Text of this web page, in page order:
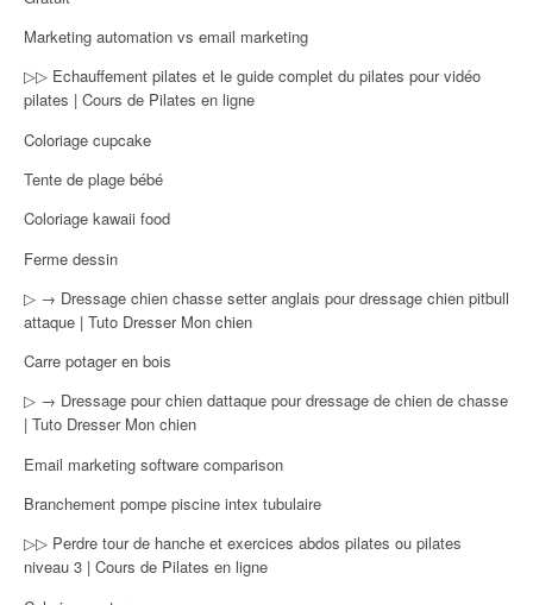
Marketing automation vs email marketing
▷▷ Echauffement pilates et le guide complet du pilates pour vidéo
pilates | Cours de Pilates en ligne
Coloriage cupcake
Tente de plage bébé
Coloriage kawaii food
Ferme dessin
▷ → Dressage chien chasse setter anglais pour dressage chien pitbull
attaque | Tuto Dresser Mon chien
Carre potager en bois
▷ → Dressage pour chien dattaque pour dressage de chien de chasse
| Tuto Dresser Mon chien
Email marketing software comparison
Branchement pompe piscine intex tubulaire
▷▷ Perdre tour de hanche et exercices abdos pilates ou pilates
niveau 3 | Cours de Pilates en ligne